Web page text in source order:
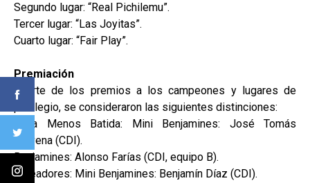
Segundo lugar: “Real Pichilemu”.
Tercer lugar: “Las Joyitas”.
Cuarto lugar: “Fair Play”.
Premiación
Aparte de los premios a los campeones y lugares de
privilegio, se consideraron las siguientes distinciones:
Valla Menos Batida: Mini Benjamines: José Tomás
Aravena (CDI).
Benjamines: Alonso Farías (CDI, equipo B).
Goleadores: Mini Benjamines: Benjamín Díaz (CDI).